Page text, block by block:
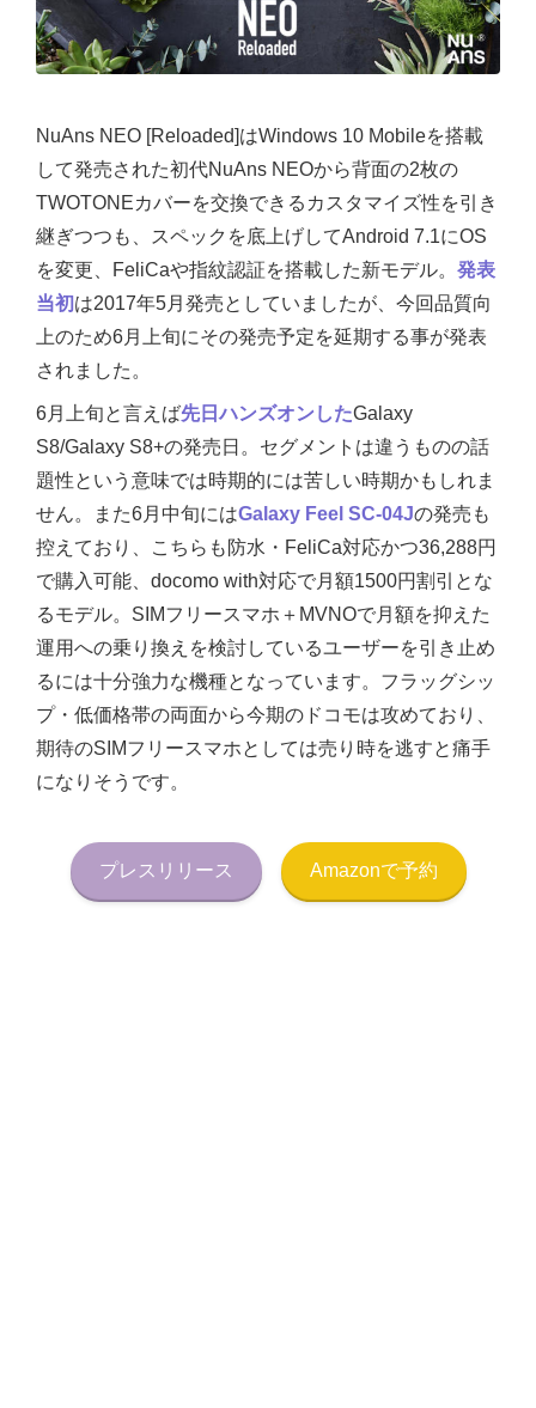
NuAns NEO [Reloaded]はWindows 10 Mobileを搭載
して発売された初代NuAns NEOから背面の2枚の
TWOTONEカバーを交換できるカスタマイズ性を引き
継ぎつつも、スペックを底上げしてAndroid 7.1にOS
を変更、FeliCaや指紋認証を搭載した新モデル。 発表
当初は2017年5月発売としていましたが、今回品質向
上のため6月上旬にその発売予定を延期する事が発表
されました。
6月上旬と言えば先日ハンズオンしたGalaxy
S8/Galaxy S8+の発売日。セグメントは違うものの話
題性という意味では時期的には苦しい時期かもしれま
せん。また6月中旬にはGalaxy Feel SC-04Jの発売も
控えており、こちらも防水・FeliCa対応かつ36,288円
で購入可能、docomo with対応で月額1500円割引とな
るモデル。SIMフリースマホ＋MVNOで月額を抑えた
運用への乗り換えを検討しているユーザーを引き止め
るには十分強力な機種となっています。フラッグシッ
プ・低価格帯の両面から今期のドコモは攻めており、
期待のSIMフリースマホとしては売り時を逃すと痛手
になりそうです。
プレスリリース Amazonで予約